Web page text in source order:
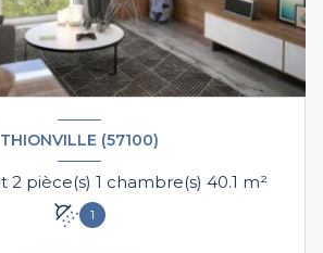
THIONVILLE (57100)
Appartement 2 pièce(s) 1 chambre(s) 40.1 m²
1